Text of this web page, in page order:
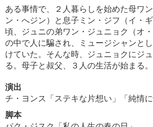
ある事情で、２人暮らしを始めた母ワ
ン・へジン）と息子ミン・ジフ（イ・
頃、ジュニの弟ワン・ジュニョク（オ
の中で人に騙され、ミュージシャンと
けていた。そんな時、ジュニョクにジ
る。母子と叔父、３人の生活が始まる。
演出
チ・ヨンス「ステキな片想い」「純情に
脚本